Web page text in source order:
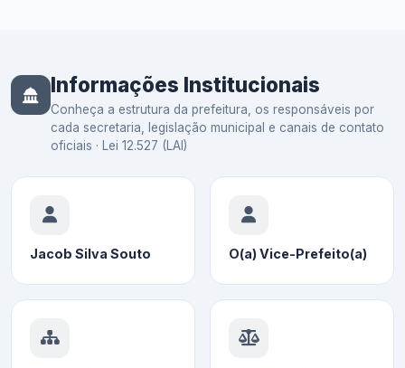
Informações Institucionais
Conheça a estrutura da prefeitura, os responsáveis por
cada secretaria, legislação municipal e canais de contato
oficiais · Lei 12.527 (LAI)
Jacob Silva Souto O(a) Vice-Prefeito(a)